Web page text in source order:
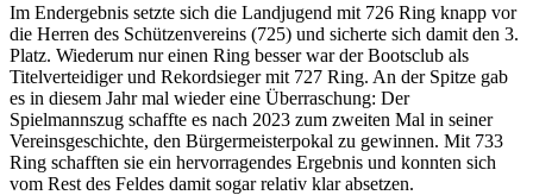
Im Endergebnis setzte sich die Landjugend mit 726 Ring knapp vor
die Herren des Schützenvereins (725) und sicherte sich damit den 3.
Platz. Wiederum nur einen Ring besser war der Bootsclub als
Titelverteidiger und Rekordsieger mit 727 Ring. An der Spitze gab
es in diesem Jahr mal wieder eine Überraschung: Der
Spielmannszug schaffte es nach 2023 zum zweiten Mal in seiner
Vereinsgeschichte, den Bürgermeisterpokal zu gewinnen. Mit 733
Ring schafften sie ein hervorragendes Ergebnis und konnten sich
vom Rest des Feldes damit sogar relativ klar absetzen.